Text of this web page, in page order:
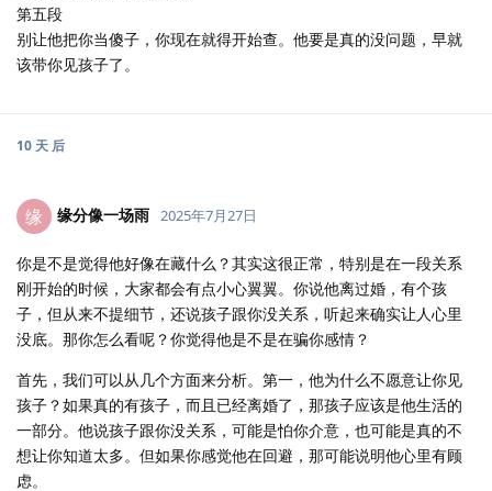
第五段
别让他把你当傻子，你现在就得开始查。他要是真的没问题，早就
该带你见孩子了。
10 天 后
缘 缘分像一场雨 2025年7月27日
你是不是觉得他好像在藏什么？其实这很正常，特别是在一段关系
刚开始的时候，大家都会有点小心翼翼。你说他离过婚，有个孩
子，但从来不提细节，还说孩子跟你没关系，听起来确实让人心里
没底。那你怎么看呢？你觉得他是不是在骗你感情？
首先，我们可以从几个方面来分析。第一，他为什么不愿意让你见
孩子？如果真的有孩子，而且已经离婚了，那孩子应该是他生活的
一部分。他说孩子跟你没关系，可能是怕你介意，也可能是真的不
想让你知道太多。但如果你感觉他在回避，那可能说明他心里有顾
虑。